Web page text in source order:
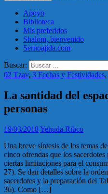
Apoyo
Biblioteca
Mis preferidos
Shalom, bienvenido
Sernoajida.com
Buscar:
02 Tzav, 3 Fechas y Festividades,
La santidad del
personas
19/03/2018Yehuda Ribco
Una breve síntesis de los temas
cinco ofrendas que los
ciertas limitaciones para el
27). Se dan detalles sobre la
sacerdotes y la preparación del
36). Como […]